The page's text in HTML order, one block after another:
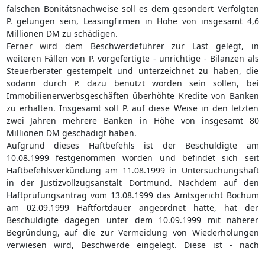
falschen Bonitätsnachweise soll es dem gesondert Verfolgten
P. gelungen sein, Leasingfirmen in Höhe von insgesamt 4,6
Millionen DM zu schädigen.
Ferner wird dem Beschwerdeführer zur Last gelegt, in
weiteren Fällen von P. vorgefertigte - unrichtige - Bilanzen als
Steuerberater gestempelt und unterzeichnet zu haben, die
sodann durch P. dazu benutzt worden sein sollen, bei
Immobilienerwerbsgeschäften überhöhte Kredite von Banken
zu erhalten. Insgesamt soll P. auf diese Weise in den letzten
zwei Jahren mehrere Banken in Höhe von insgesamt 80
Millionen DM geschädigt haben.
Aufgrund dieses Haftbefehls ist der Beschuldigte am
10.08.1999 festgenommen worden und befindet sich seit
Haftbefehlsverkündung am 11.08.1999 in Untersuchungshaft
in der Justizvollzugsanstalt Dortmund. Nachdem auf den
Haftprüfungsantrag vom 13.08.1999 das Amtsgericht Bochum
am 02.09.1999 Haftfortdauer angeordnet hatte, hat der
Beschuldigte dagegen unter dem 10.09.1999 mit näherer
Begründung, auf die zur Vermeidung von Wiederholungen
verwiesen wird, Beschwerde eingelegt. Diese ist - nach